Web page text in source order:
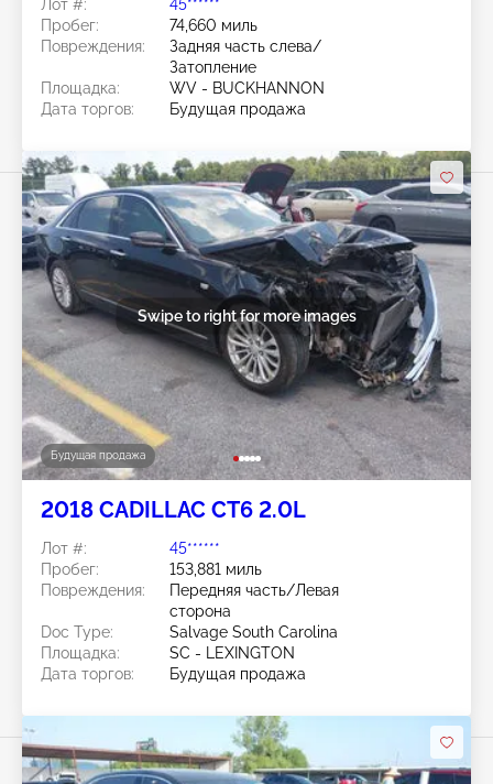
Лот #:
45******
Пробег:
74,660 миль
Повреждения:
Задняя часть слева/
Затопление
Площадка:
WV - BUCKHANNON
Дата торгов:
Будущая продажа
Будущая продажа
Swipe to right for more images
2018 CADILLAC CT6 2.0L
Лот #:
45******
Пробег:
153,881 миль
Повреждения:
Передняя часть/Левая
сторона
Doc Type:
Salvage South Carolina
Площадка:
SC - LEXINGTON
Дата торгов:
Будущая продажа